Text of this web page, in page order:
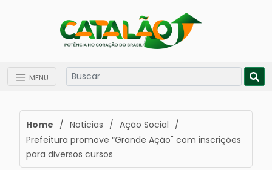
MENU
Home / Noticias / Ação Social /
Prefeitura promove “Grande Ação" com inscrições
para diversos cursos